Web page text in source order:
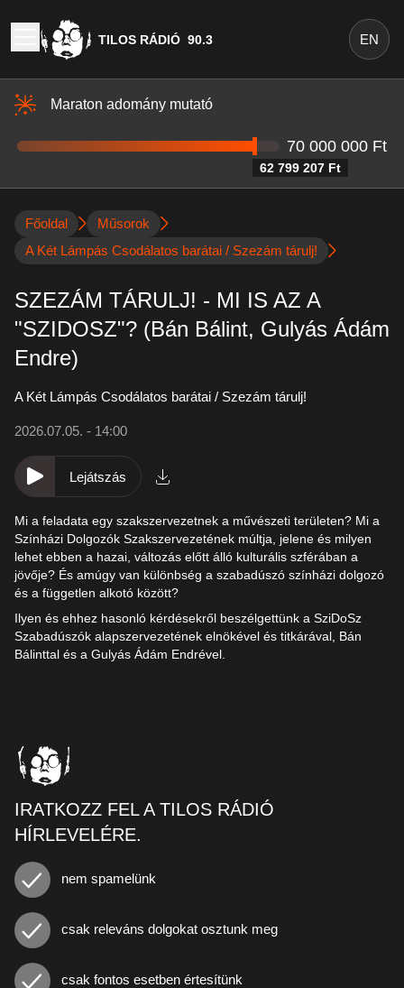
TILOS RÁDIÓ 90.3 EN
Maraton adomány mutató
62 799 207 Ft
70 000 000 Ft
Főoldal
Műsorok
A Két Lámpás Csodálatos barátai / Szezám tárulj!
SZEZÁM TÁRULJ! - MI IS AZ A
"SZIDOSZ"? (Bán Bálint, Gulyás Ádám
Endre)
A Két Lámpás Csodálatos barátai / Szezám tárulj!
2026.07.05. - 14:00
Lejátszás
Mi a feladata egy szakszervezetnek a művészeti területen? Mi a
Színházi Dolgozók Szakszervezetének múltja, jelene és milyen
lehet ebben a hazai, változás előtt álló kulturális szférában a
jövője? És amúgy van különbség a szabadúszó színházi dolgozó
és a független alkotó között?
Ilyen és ehhez hasonló kérdésekről beszélgettünk a SziDoSz
Szabadúszók alapszervezetének elnökével és titkárával, Bán
Bálinttal és a Gulyás Ádám Endrével.
IRATKOZZ FEL A TILOS RÁDIÓ
HÍRLEVELÉRE.
nem spamelünk
csak releváns dolgokat osztunk meg
csak fontos esetben értesítünk